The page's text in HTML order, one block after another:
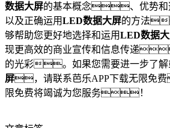
数据大屏的基本概念、优势
以及正确运用LED数据大屏的方法
够帮助您更好地选择和运用LED数据
现更高效的商业宣传和信息传递
的光彩。如果您需要进一步了解
屏，请联系芭乐APP下载无限免
限免费将竭诚为您服务！